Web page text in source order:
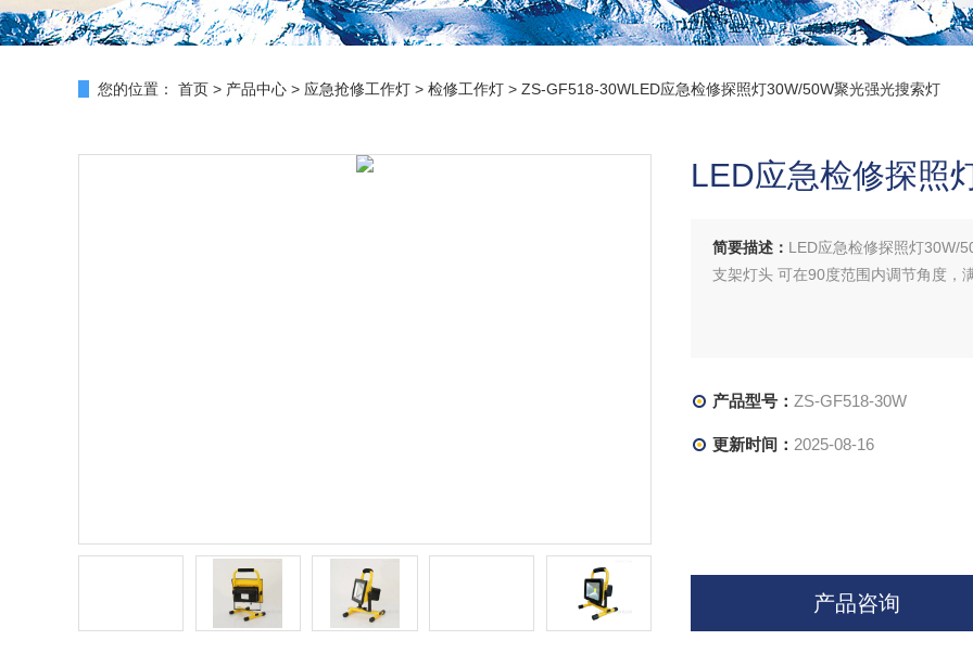
您的位置： 首页 > 产品中心 > 应急抢修工作灯 > 检修工作灯 > ZS-GF518-30WLED应急检修探照灯30W/50W聚光强光搜索灯
LED应急检修探照
简要描述： LED应急检修探照灯30W/
支架灯头 可在90度范围内调节角度，
产品型号： ZS-GF518-30W
更新时间： 2025-08-16
产品咨询